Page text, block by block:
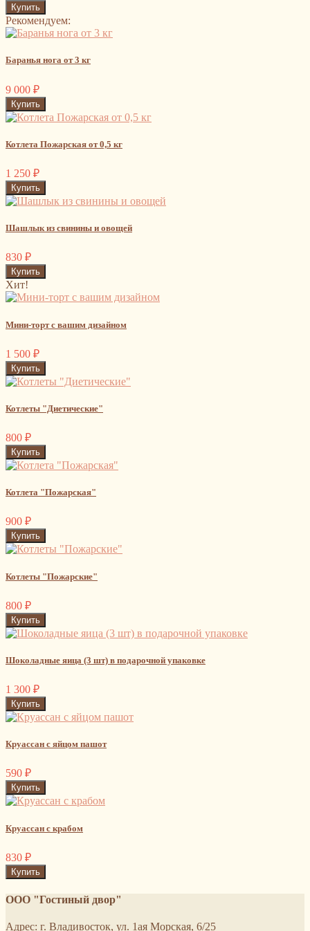
Рекомендуем:
Баранья нога от 3 кг
9 000 ₽
Котлета Пожарская от 0,5 кг
1 250 ₽
Шашлык из свинины и овощей
830 ₽
Хит!
Мини-торт с вашим дизайном
1 500 ₽
Котлеты "Диетические"
800 ₽
Котлета "Пожарская"
900 ₽
Котлеты "Пожарские"
800 ₽
Шоколадные яица (3 шт) в подарочной упаковке
1 300 ₽
Круассан с яйцом пашот
590 ₽
Круассан с крабом
830 ₽
ООО "Гостиный двор"
Адрес: г. Владивосток, ул. 1ая Морская, 6/25